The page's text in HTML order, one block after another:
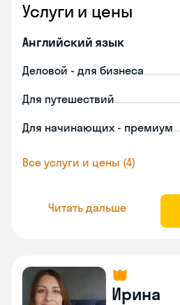
Услуги и цены
Английский язык
Деловой - для бизнеса
Для путешествий
Для начинающих - премиум
Все услуги и цены (4)
Читать дальше
Ирина